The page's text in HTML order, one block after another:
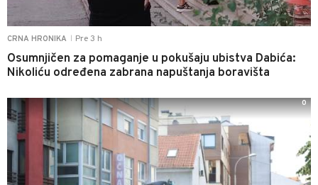
CRNA HRONIKA Pre 3 h
Osumnjičen za pomaganje u pokušaju ubistva Dabića:
Nikoliću određena zabrana napuštanja boravišta
0